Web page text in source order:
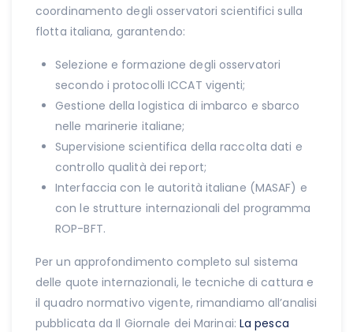
coordinamento degli osservatori scientifici sulla
flotta italiana, garantendo:
Selezione e formazione degli osservatori
secondo i protocolli ICCAT vigenti;
Gestione della logistica di imbarco e sbarco
nelle marinerie italiane;
Supervisione scientifica della raccolta dati e
controllo qualità dei report;
Interfaccia con le autorità italiane (MASAF) e
con le strutture internazionali del programma
ROP-BFT.
Per un approfondimento completo sul sistema
delle quote internazionali, le tecniche di cattura e
il quadro normativo vigente, rimandiamo all’analisi
pubblicata da Il Giornale dei Marinai: La pesca